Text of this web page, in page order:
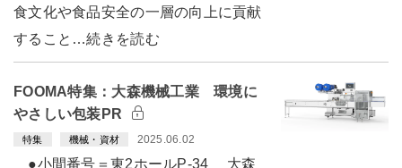
食文化や食品安全の一層の向上に貢献
すること…続きを読む
FOOMA特集：大森機械工業 環境に
やさしい包装PR
特集 機械・資材 2025.06.02
●小間番号＝東2ホールP-34 大森